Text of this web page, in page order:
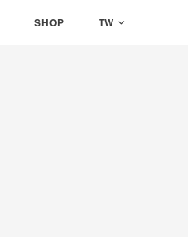
銷售據點
SHOP
SHOP TW